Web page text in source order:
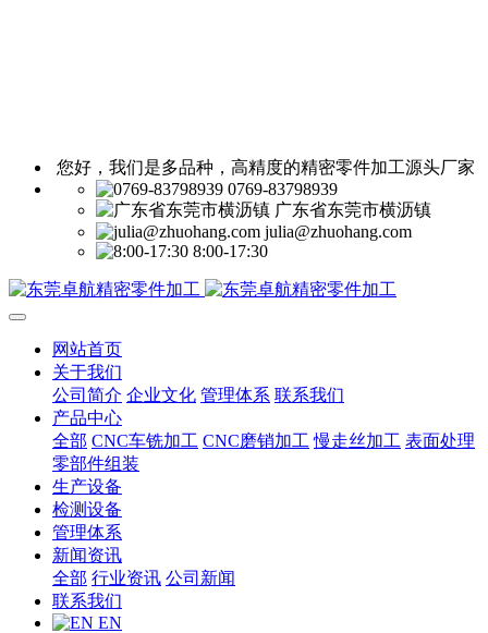
您好，我们是多品种，高精度的精密零件加工源头厂家
0769-83798939
广东省东莞市横沥镇
julia@zhuohang.com
8:00-17:30
网站首页
关于我们
公司简介 企业文化 管理体系 联系我们
产品中心
全部 CNC车铣加工 CNC磨销加工 慢走丝加工 表面处理
零部件组装
生产设备
检测设备
管理体系
新闻资讯
全部 行业资讯 公司新闻
联系我们
EN